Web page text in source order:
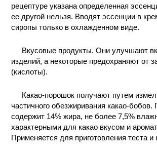
рецептуре указана определенная
ее другой нельзя. Вводят эссенции в
сиропы только в охлажденном виде.
Вкусовые продукты. Они улучшают
изделий, а некоторые предохраняют от
(кислоты).
Какао-порошок получают путем
частичного обезжиривания какао-
содержит 14% жира, не более 7,5%
характерными для какао вкусом и
Применяется для приготовления теста и